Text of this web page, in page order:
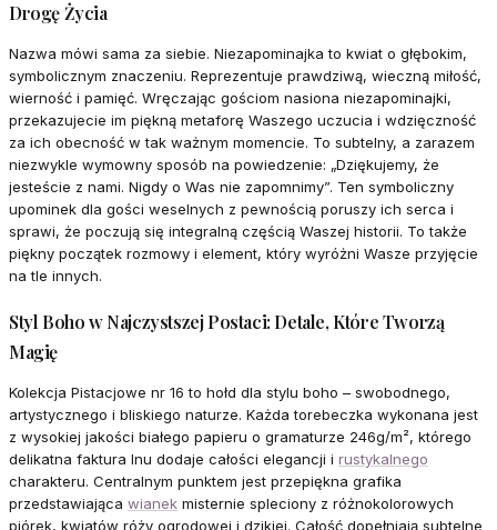
Drogę Życia
Nazwa mówi sama za siebie. Niezapominajka to kwiat o głębokim,
symbolicznym znaczeniu. Reprezentuje prawdziwą, wieczną miłość,
wierność i pamięć. Wręczając gościom nasiona niezapominajki,
przekazujecie im piękną metaforę Waszego uczucia i wdzięczność
za ich obecność w tak ważnym momencie. To subtelny, a zarazem
niezwykle wymowny sposób na powiedzenie: „Dziękujemy, że
jesteście z nami. Nigdy o Was nie zapomnimy”. Ten symboliczny
upominek dla gości weselnych z pewnością poruszy ich serca i
sprawi, że poczują się integralną częścią Waszej historii. To także
piękny początek rozmowy i element, który wyróżni Wasze przyjęcie
na tle innych.
Styl Boho w Najczystszej Postaci: Detale, Które Tworzą
Magię
Kolekcja Pistacjowe nr 16 to hołd dla stylu boho – swobodnego,
artystycznego i bliskiego naturze. Każda torebeczka wykonana jest
z wysokiej jakości białego papieru o gramaturze 246g/m², którego
delikatna faktura lnu dodaje całości elegancji i rustykalnego
charakteru. Centralnym punktem jest przepiękna grafika
przedstawiająca wianek misternie spleciony z różnokolorowych
piórek, kwiatów róży ogrodowej i dzikiej. Całość dopełniają subtelne